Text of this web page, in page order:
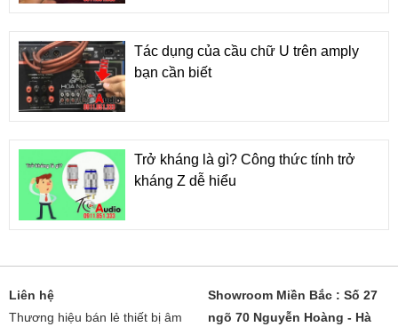
Tác dụng của cầu chữ U trên amply
bạn cần biết
Trở kháng là gì? Công thức tính trở
kháng Z dễ hiểu
Liên hệ
Thương hiệu bán lẻ thiết bị âm
Showroom Miền Bắc : Số 27
ngõ 70 Nguyễn Hoàng - Hà